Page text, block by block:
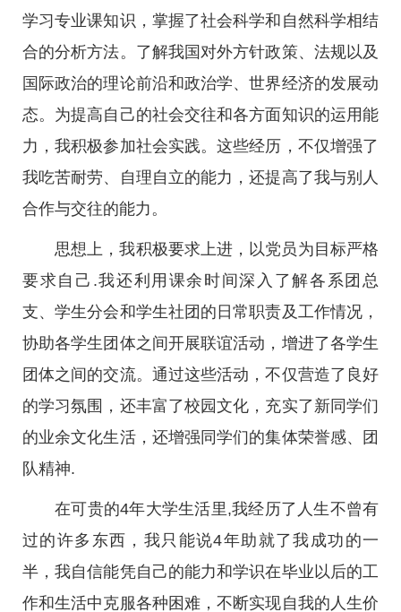
学习专业课知识，掌握了社会科学和自然科学相结
合的分析方法。了解我国对外方针政策、法规以及
国际政治的理论前沿和政治学、世界经济的发展动
态。为提高自己的社会交往和各方面知识的运用能
力，我积极参加社会实践。这些经历，不仅增强了
我吃苦耐劳、自理自立的能力，还提高了我与别人
合作与交往的能力。
思想上，我积极要求上进，以党员为目标严格
要求自己.我还利用课余时间深入了解各系团总
支、学生分会和学生社团的日常职责及工作情况，
协助各学生团体之间开展联谊活动，增进了各学生
团体之间的交流。通过这些活动，不仅营造了良好
的学习氛围，还丰富了校园文化，充实了新同学们
的业余文化生活，还增强同学们的集体荣誉感、团
队精神.
在可贵的4年大学生活里,我经历了人生不曾有
过的许多东西，我只能说4年助就了我成功的一
半，我自信能凭自己的能力和学识在毕业以后的工
作和生活中克服各种困难，不断实现自我的人生价